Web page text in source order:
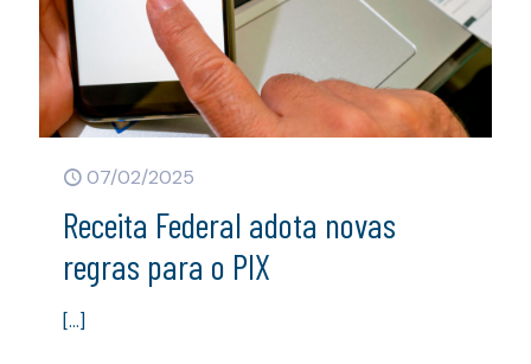
07/02/2025
Receita Federal adota novas
regras para o PIX
[…]